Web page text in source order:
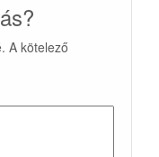
A kötelező